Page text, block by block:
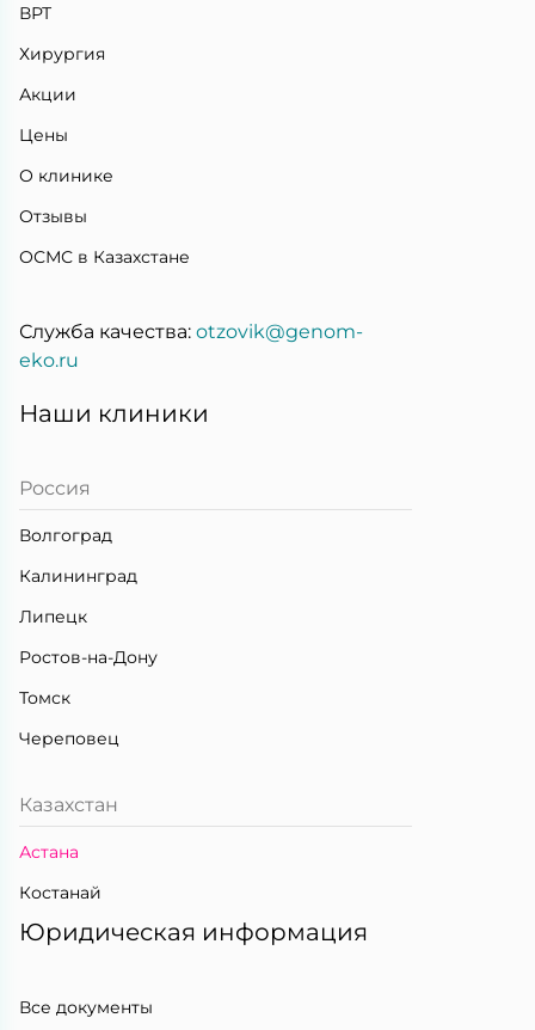
ВРТ
Хирургия
Акции
Цены
О клинике
Отзывы
ОСМС в Казахстане
Служба качества: otzovik@genom-
eko.ru
Наши клиники
Россия
Волгоград
Калининград
Липецк
Ростов-на-Дону
Томск
Череповец
Казахстан
Астана
Костанай
Юридическая информация
Все документы